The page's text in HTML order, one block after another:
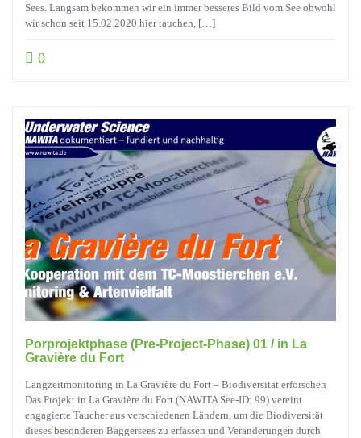
Sees. Langsam bekommen wir ein immer besseres Bild vom See obwohl
wir schon seit 15.02.2020 hier tauchen, […]
0
Porprojektphase (Pre-Project-Phase) 01 / in La
Gravière du Fort
Langzeitmonitoring in La Gravière du Fort – Biodiversität erforschen
Das Projekt in La Gravière du Fort (NAWITA See-ID: 99) vereint
engagierte Taucher aus verschiedenen Ländern, um die Biodiversität
dieses besonderen Baggersees zu erfassen und Veränderungen durch